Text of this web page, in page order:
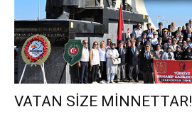
VATAN SİZE MİNNETTAR!